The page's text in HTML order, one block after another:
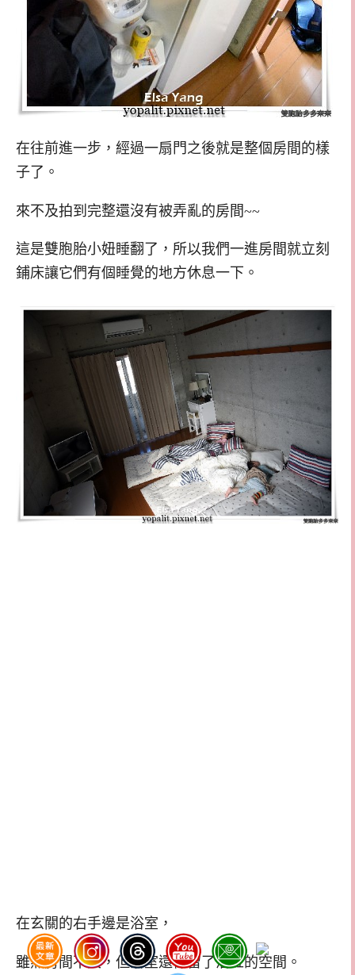
在往前進一步，經過一扇門之後就是整個房間的樣
子了。
來不及拍到完整還沒有被弄亂的房間~~
這是雙胞胎小妞睡翻了，所以我們一進房間就立刻
鋪床讓它們有個睡覺的地方休息一下。
在玄關的右手邊是浴室，
雖然房間不大，但浴室還保留了浴缸的空間。